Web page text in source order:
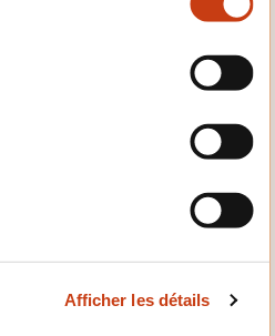
Afficher les détails